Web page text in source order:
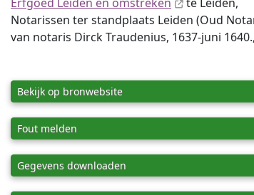
Notarissen ter standplaats Leiden (Oud
van notaris Dirck Traudenius, 1637-juni
Bekijk op bronwebsite
Fout melden
Gegevens downloaden